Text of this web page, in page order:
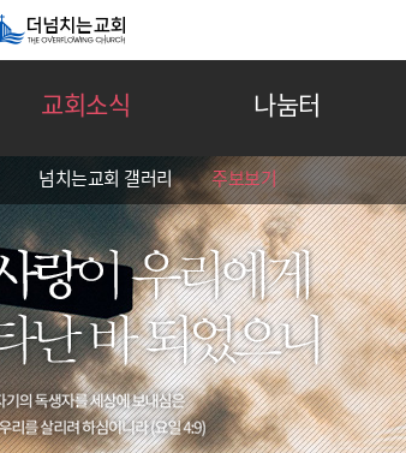
넘치는교회 갤러리 주보보기
교회소식 나눔터